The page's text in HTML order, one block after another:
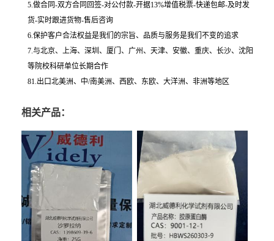
5.做合同-双方合同回签-对公付款-开据13%增值税票-快递包邮-及时发
货-实时跟进货物-售后咨询
6.保护客户合法权益是我们的宗旨、品质与服务是我们不变的追求
7.与北京、上海、深圳、厦门、广州、天津、安徽、重庆、长沙、沈阳
等院校科研单位长期合作
81.出口北美洲、中/南美洲、西欧、东欧、大洋洲、非洲等地区
相关产品：